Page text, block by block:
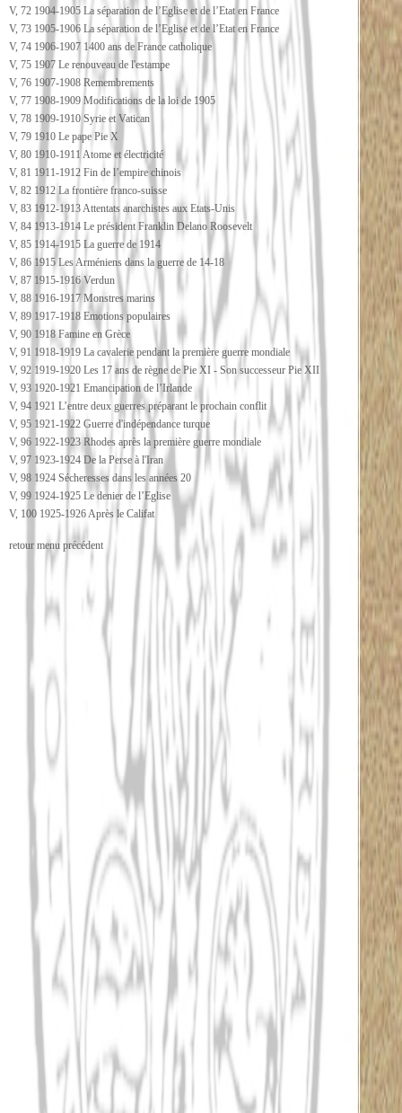
V, 72 1904-1905 La séparation de l’Eglise et de l’Etat en France
V, 73 1905-1906 La séparation de l’Eglise et de l’Etat en France
V, 74 1906-1907 1400 ans de France catholique
V, 75 1907 Le renouveau de l'estampe
V, 76 1907-1908 Remembrements
V, 77 1908-1909 Modifications de la loi de 1905
V, 78 1909-1910 Syrie et Vatican
V, 79 1910 Le pape Pie X
V, 80 1910-1911 Atome et électricité
V, 81 1911-1912 Fin de l’empire chinois
V, 82 1912 La frontière franco-suisse
V, 83 1912-1913 Attentats anarchistes aux Etats-Unis
V, 84 1913-1914 Le président Franklin Delano Roosevelt
V, 85 1914-1915 La guerre de 1914
V, 86 1915 Les Arméniens dans la guerre de 14-18
V, 87 1915-1916 Verdun
V, 88 1916-1917 Monstres marins
V, 89 1917-1918 Emotions populaires
V, 90 1918 Famine en Grèce
V, 91 1918-1919 La cavalerie pendant la première guerre mondiale
V, 92 1919-1920 Les 17 ans de règne de Pie XI - Son successeur Pie XII
V, 93 1920-1921 Emancipation de l’Irlande
V, 94 1921 L’entre deux guerres préparant le prochain conflit
V, 95 1921-1922 Guerre d'indépendance turque
V, 96 1922-1923 Rhodes après la première guerre mondiale
V, 97 1923-1924 De la Perse à l'Iran
V, 98 1924 Sécheresses dans les années 20
V, 99 1924-1925 Le denier de l’Eglise
V, 100 1925-1926 Après le Califat
retour menu précédent